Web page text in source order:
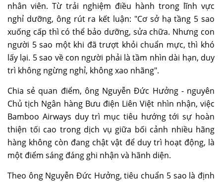
nhân viên. Từ trải nghiệm điều hành trong lĩnh vực
nghỉ dưỡng, ông rút ra kết luận: "Cơ sở hạ tầng 5 sao
xuống cấp thì có thể bảo dưỡng, sửa chữa. Nhưng con
người 5 sao một khi đã trượt khỏi chuẩn mực, thì khó
lấy lại. 5 sao về con người phải là tầm nhìn dài hạn, duy
trì không ngừng nghỉ, không xao nhãng".
Chia sẻ quan điểm, ông Nguyễn Đức Hưởng - nguyên
Chủ tịch Ngân hàng Bưu điện Liên Việt nhìn nhận, việc
Bamboo Airways duy trì mục tiêu hướng tới sự hoàn
thiện tối cao trong dịch vụ giữa bối cảnh nhiều hãng
hàng không còn đang chật vật để duy trì hoạt động, là
một điểm sáng đáng ghi nhận và hãnh diện.
Theo ông Nguyễn Đức Hưởng, tiêu chuẩn 5 sao là định